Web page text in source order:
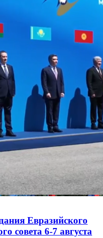
Евразийского
совета 6-7 августа